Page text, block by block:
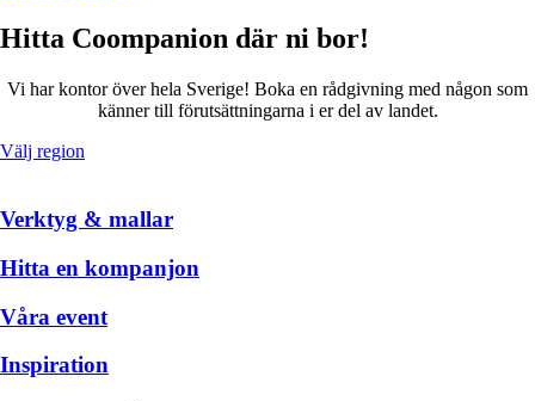
Hitta Coompanion där ni bor!
Vi har kontor över hela Sverige! Boka en rådgivning med någon som
känner till förutsättningarna i er del av landet.
Välj region
Verktyg & mallar
Hitta en kompanjon
Våra event
Inspiration